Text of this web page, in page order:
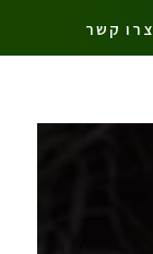
צרו קשר